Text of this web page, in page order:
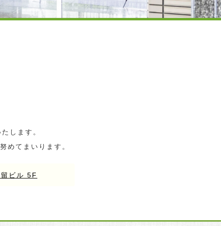
します。
めてまいります。
ビル 5F